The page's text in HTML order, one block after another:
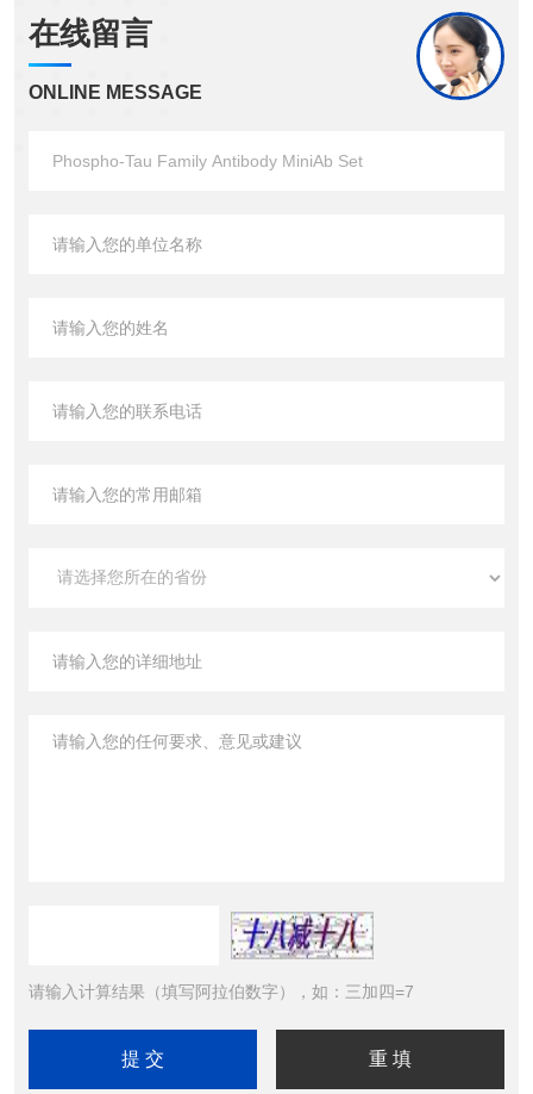
在线留言
ONLINE MESSAGE
请输入计算结果（填写阿拉伯数字），如：三加四=7